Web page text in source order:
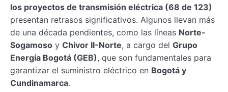
los proyectos de transmisión eléctrica (68 de 123)
presentan retrasos significativos. Algunos llevan más
de una década pendientes, como las líneas Norte-
Sogamoso y Chivor II-Norte, a cargo del Grupo
Energía Bogotá (GEB), que son fundamentales para
garantizar el suministro eléctrico en Bogotá y
Cundinamarca.